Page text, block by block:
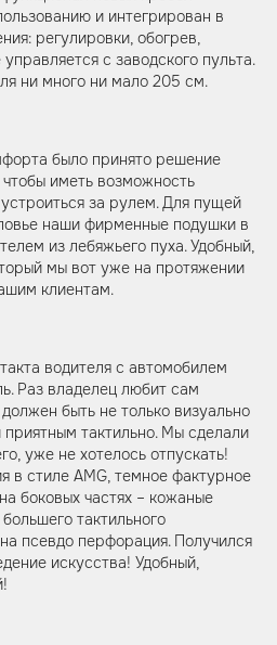
и интегрирован в
регулировки, обогрев,
с заводского пульта.
ни много ни мало 205 см.
было принято решение
иметь возможность
за рулем. Для пущей
наши фирменные подушки в
из лебяжьего пуха. Удобный,
мы вот уже на протяжении
клиентам.
водителя с автомобилем
Раз владелец любит сам
быть не только визуально
тактильно. Мы сделали
уже не хотелось отпускать!
в стиле AMG, темное фактурное
боковых частях – кожаные
тактильного
псевдо перфорация. Получился
искусства! Удобный,